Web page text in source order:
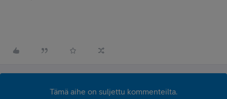
Tämä aihe on suljettu kommenteilta.